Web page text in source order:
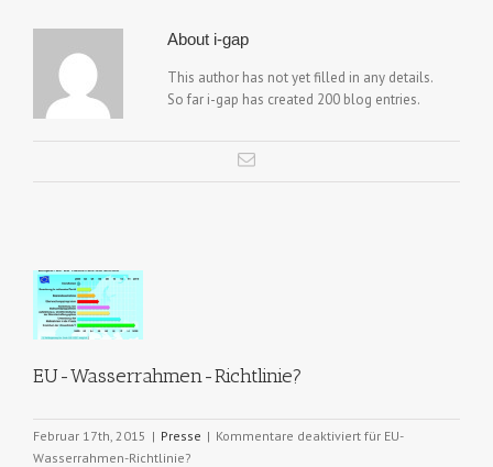
About i-gap
This author has not yet filled in any details.
So far i-gap has created 200 blog entries.
EU-Wasserrahmen-Richtlinie?
Februar 17th, 2015 | Presse | Kommentare deaktiviert für EU-
Wasserrahmen-Richtlinie?